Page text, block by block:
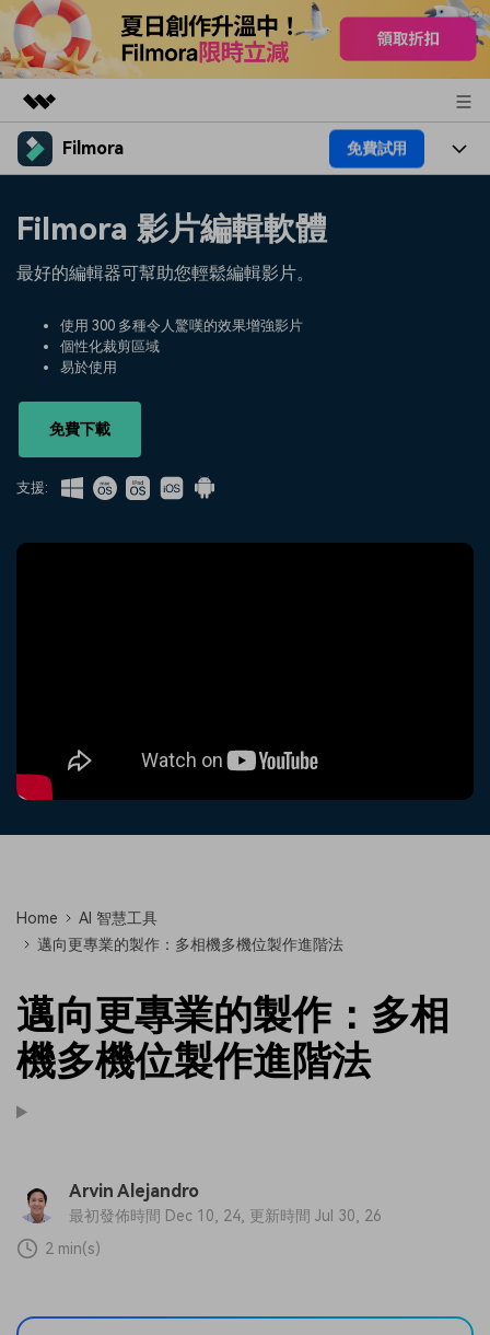
精選產品
實用工具
解決方案
商店
Filmora 免費試用
音訊
熱門人群
熱門方案
部落格
AI提示詞大全
收錄 100+ 熱門影片提示詞，快
幫助中心
我們隨時為您提供協助 如何用 Filmora 做出影響力
產品信息
立即購買 登入
Filmora 影片編輯軟體
最好的編輯器可幫助您輕鬆編輯影片。
使用 300 多種令人驚嘆的效果增強影片
個性化裁剪區域
易於使用
免費下載
支援:
Home
AI 智慧工具
邁向更專業的製作：多相機多機位製作進階法
邁向更專業的製作：多相
機多機位製作進階法
Arvin Alejandro
最初發佈時間 Dec 10, 24, 更新時間 Jul 30, 26
2 min(s)